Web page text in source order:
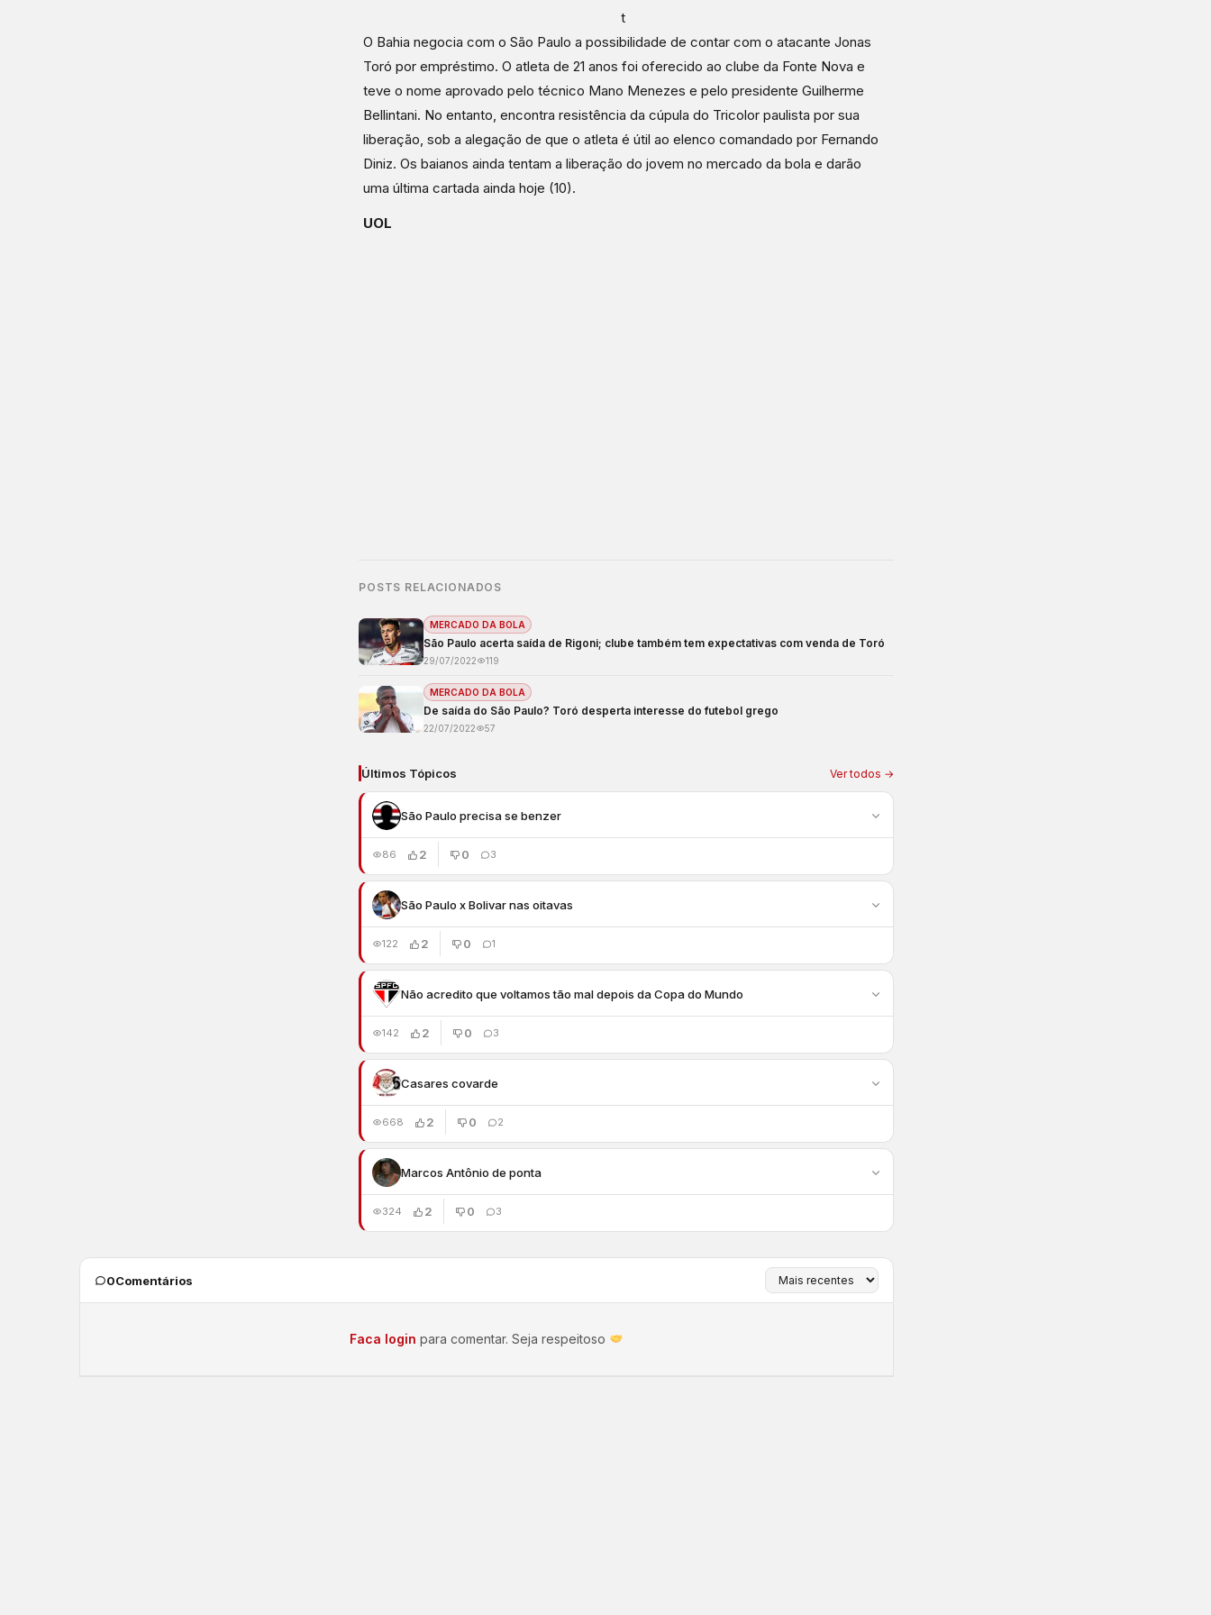
t
O Bahia negocia com o São Paulo a possibilidade de contar com o atacante Jonas
Toró por empréstimo. O atleta de 21 anos foi oferecido ao clube da Fonte Nova e
teve o nome aprovado pelo técnico Mano Menezes e pelo presidente Guilherme
Bellintani. No entanto, encontra resistência da cúpula do Tricolor paulista por sua
liberação, sob a alegação de que o atleta é útil ao elenco comandado por Fernando
Diniz. Os baianos ainda tentam a liberação do jovem no mercado da bola e darão
uma última cartada ainda hoje (10).
UOL
POSTS RELACIONADOS
MERCADO DA BOLA
São Paulo acerta saída de Rigoni; clube também tem expectativas com venda de Toró
29/07/2022 119
MERCADO DA BOLA
De saída do São Paulo? Toró desperta interesse do futebol grego
22/07/2022 57
Últimos Tópicos Ver todos →
São Paulo precisa se benzer
86 2 0 3
São Paulo x Bolivar nas oitavas
122 2 0 1
Não acredito que voltamos tão mal depois da Copa do Mundo
142 2 0 3
Casares covarde
668 2 0 2
Marcos Antônio de ponta
324 2 0 3
0Comentários
Faca login para comentar. Seja respeitoso